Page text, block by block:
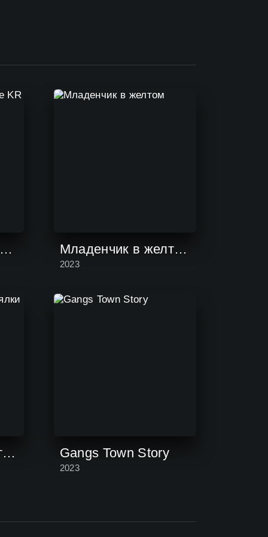
Gundam Supreme Battle KR Младенчик в желтом
2023
КУБУМ 3D: FPS стрелялки онлайн Gangs Town Story
2023